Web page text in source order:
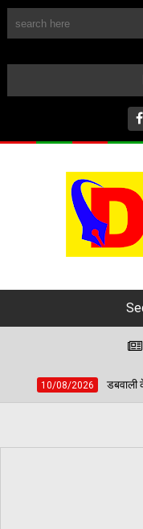
गिदड़खेड़ा के लाल का पंजाब पुलिस